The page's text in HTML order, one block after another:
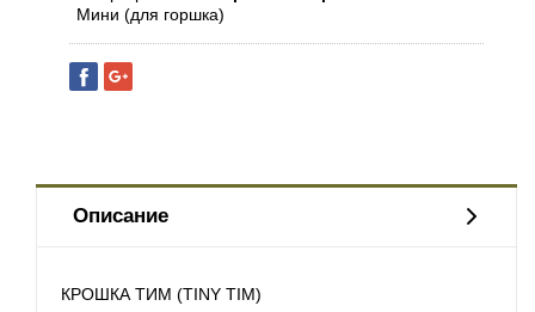
Мини (для горшка)
Описание
КРОШКА ТИМ (TINY TIM)